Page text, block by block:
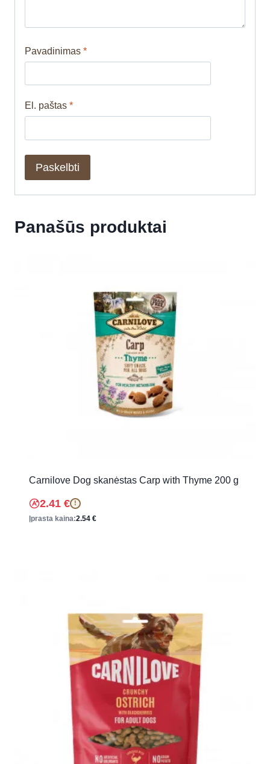
Pavadinimas *
El. paštas *
Panašūs produktai
Carnilove Dog skanėstas Carp with Thyme 200 g
2.41 € !
Įprasta kaina:2.54 €